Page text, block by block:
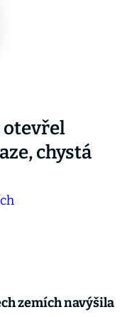
otevřel
chystá
zemích navýšila